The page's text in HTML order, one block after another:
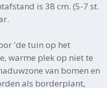
is 38 cm. (5-7 st.
'de tuin op het
warme plek op niet te
van bomen en
als borderplant,